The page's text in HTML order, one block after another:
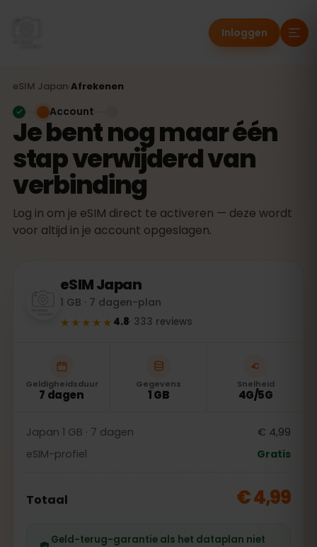
Inloggen
eSIM Japan Afrekenen
Je bent nog maar één
stap verwijderd van
verbinding
Log in om je eSIM direct te activeren — deze wordt
voor altijd in je account opgeslagen.
Account
eSIMJapan
1 GB · 7 dagen-plan
★★★★★ 4.8· 333 reviews
Geldigheidsduur
7 dagen
Gegevens
1 GB
Snelheid
4G/5G
Japan 1 GB · 7 dagen
€ 4,99
eSIM-profiel
Gratis
Totaal € 4,99
Geld-terug-garantie als het dataplan niet